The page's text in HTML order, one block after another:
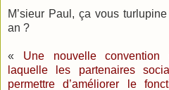
M’sieur Paul, ça vous
an ?
« Une nouvelle convention
laquelle les partenaires
permettre d’améliorer le